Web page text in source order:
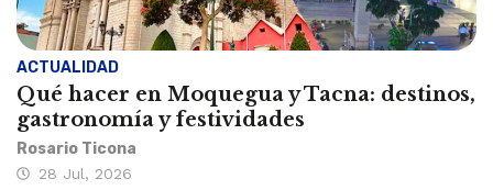
ACTUALIDAD
Qué hacer en Moquegua y Tacna: destinos,
gastronomía y festividades
Rosario Ticona
28 Jul, 2026